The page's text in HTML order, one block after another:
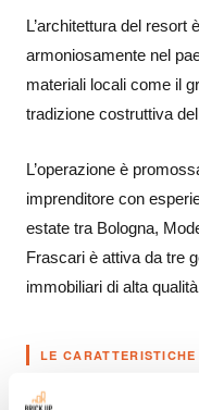
L’architettura del resort
armoniosamente nel
materiali locali come il
tradizione costruttiva
L’operazione è
imprenditore con
estate tra Bologna,
Frascari è attiva da tre
immobiliari di alta
LE CARATTERISTICHE